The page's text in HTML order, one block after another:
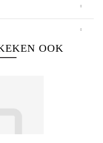
OOK